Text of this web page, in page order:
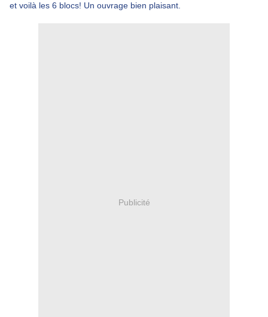
et voilà les 6 blocs! Un ouvrage bien plaisant.
Publicité